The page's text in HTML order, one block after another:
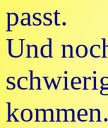
passt.
Und
kommen.